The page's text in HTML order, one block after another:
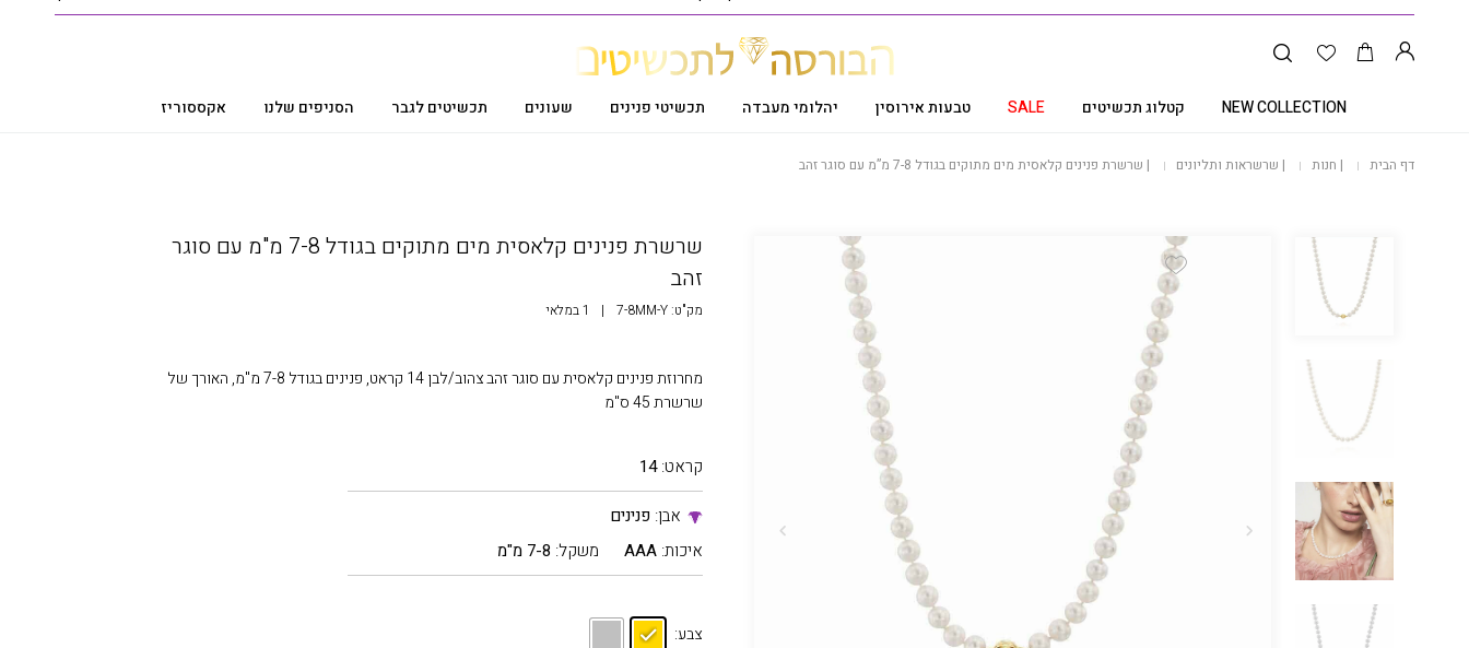
NEW COLLECTION קטלוג תכשיטים SALE טבעות אירוסין יהלומי מעבדה תכשיטי פנינים שעונים תכשיטים לגבר הסניפים שלנו אקססוריז
דף הבית | חנות | שרשראות ותליונים | שרשרת פנינים קלאסית מים מתוקים בגודל 7-8 מ”מ עם סוגר זהב
Add Wishlist
שרשרת פנינים קלאסית מים מתוקים בגודל 7-8 מ"מ עם סוגר
זהב
מק"ט:7-8MM-Y
| 1 במלאי
צבע:
מחרוזת פנינים קלאסית עם סוגר זהב צהוב/לבן 14 קראט, פנינים בגודל 7-8 מ"מ, האורך של
שרשרת 45 ס"מ
קראט:14
אבן: פנינים
איכות: AAA משקל: 7-8 מ"מ